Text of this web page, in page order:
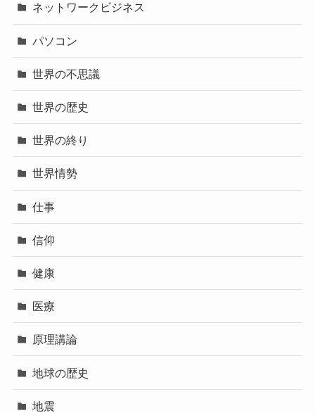
ネットワークビジネス
パソコン
世界の不思議
世界の歴史
世界の終り
世界情勢
仕事
信仰
健康
医療
原理講論
地球の歴史
地震